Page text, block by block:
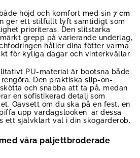
höjd och komfort med sin 7 cm
ger ett stilfullt lyft samtidigt som
prioriteras. Den slitstarka
grepp på varierande underlag,
håller dina fötter varma
för kyliga dagar och vinterkvällar.
PU-material är bootsna både
Den praktiska slip-on-
och snabba att ta på, medan
en sofistikerad detalj som
Oavsett om du ska på en fest, en
upp vardagslooken, är dessa
ett självklart val i din skogarderob.
våra paljettbroderade